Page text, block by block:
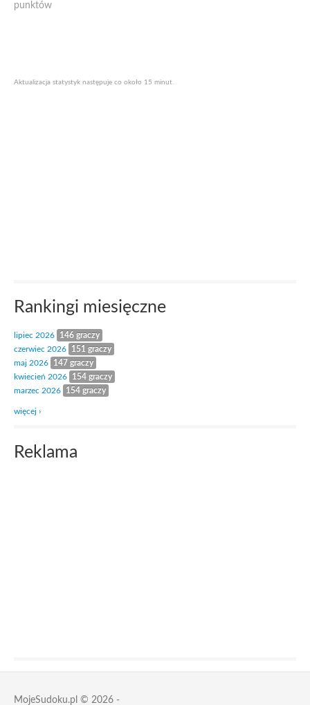
punktów
Aktualizacja statystyk następuje co około 15 minut.
Rankingi miesięczne
lipiec 2026
146 graczy
czerwiec 2026
151 graczy
maj 2026
147 graczy
kwiecień 2026
154 graczy
marzec 2026
154 graczy
więcej ›
Reklama
MojeSudoku.pl © 2026 -